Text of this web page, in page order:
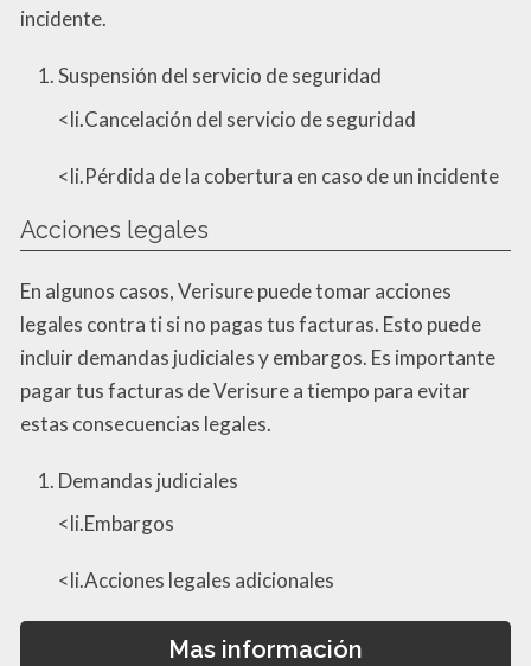
incidente.
Suspensión del servicio de seguridad
<li.Cancelación del servicio de seguridad
<li.Pérdida de la cobertura en caso de un incidente
Acciones legales
En algunos casos, Verisure puede tomar acciones
legales contra ti si no pagas tus facturas. Esto puede
incluir demandas judiciales y embargos. Es importante
pagar tus facturas de Verisure a tiempo para evitar
estas consecuencias legales.
Demandas judiciales
<li.Embargos
<li.Acciones legales adicionales
Mas información